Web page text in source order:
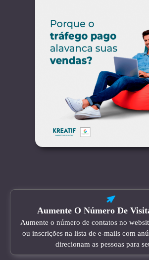
Aumente O Número De
Aumente o número de contatos no
ou inscrições na lista de e-mails com
direcionam as pessoas para